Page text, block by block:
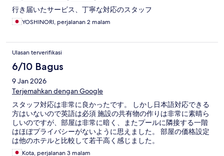
行き届いたサービス、丁寧な対応のスタッフ
YOSHINORI, perjalanan 2 malam
Ulasan terverifikasi
6/10 Bagus
9 Jan 2026
Terjemahkan dengan Google
スタッフ対応は非常に良かったです。 しかし日本語対応できる
方はいないので英語は必須 施設の共有物の作りは非常に素晴ら
しいのですが、部屋は非常に暗く、またプールに隣接する一階
はほぼプライバシーがないように思えました。 部屋の価格設定
は他のホテルと比較して若干高く感じました。
Kota, perjalanan 3 malam